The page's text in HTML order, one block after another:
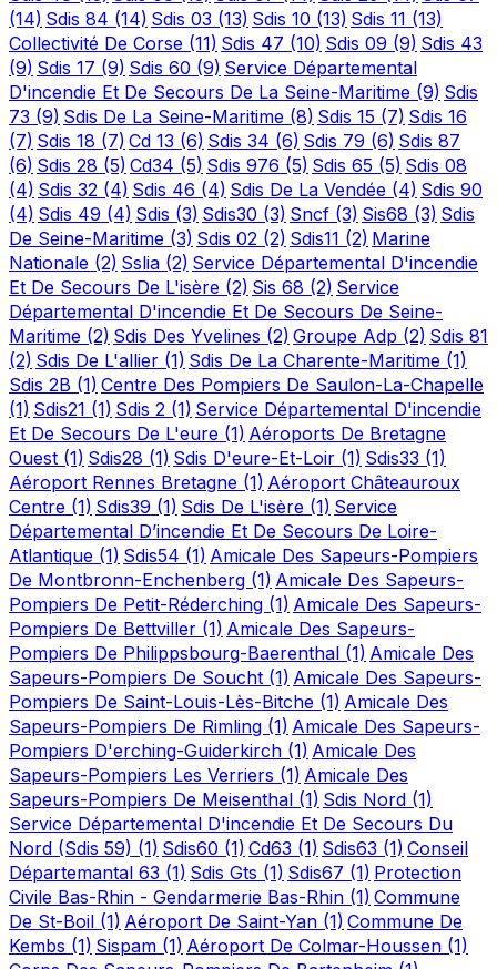
(14) Sdis 84 (14) Sdis 03 (13) Sdis 10 (13) Sdis 11 (13)
Collectivité De Corse (11) Sdis 47 (10) Sdis 09 (9) Sdis 43
(9) Sdis 17 (9) Sdis 60 (9) Service Départemental
D'incendie Et De Secours De La Seine-Maritime (9) Sdis
73 (9) Sdis De La Seine-Maritime (8) Sdis 15 (7) Sdis 16
(7) Sdis 18 (7) Cd 13 (6) Sdis 34 (6) Sdis 79 (6) Sdis 87
(6) Sdis 28 (5) Cd34 (5) Sdis 976 (5) Sdis 65 (5) Sdis 08
(4) Sdis 32 (4) Sdis 46 (4) Sdis De La Vendée (4) Sdis 90
(4) Sdis 49 (4) Sdis (3) Sdis30 (3) Sncf (3) Sis68 (3) Sdis
De Seine-Maritime (3) Sdis 02 (2) Sdis11 (2) Marine
Nationale (2) Sslia (2) Service Départemental D'incendie
Et De Secours De L'isère (2) Sis 68 (2) Service
Départemental D'incendie Et De Secours De Seine-
Maritime (2) Sdis Des Yvelines (2) Groupe Adp (2) Sdis 81
(2) Sdis De L'allier (1) Sdis De La Charente-Maritime (1)
Sdis 2B (1) Centre Des Pompiers De Saulon-La-Chapelle
(1) Sdis21 (1) Sdis 2 (1) Service Départemental D'incendie
Et De Secours De L'eure (1) Aéroports De Bretagne
Ouest (1) Sdis28 (1) Sdis D'eure-Et-Loir (1) Sdis33 (1)
Aéroport Rennes Bretagne (1) Aéroport Châteauroux
Centre (1) Sdis39 (1) Sdis De L'isère (1) Service
Départemental D’incendie Et De Secours De Loire-
Atlantique (1) Sdis54 (1) Amicale Des Sapeurs-Pompiers
De Montbronn-Enchenberg (1) Amicale Des Sapeurs-
Pompiers De Petit-Réderching (1) Amicale Des Sapeurs-
Pompiers De Bettviller (1) Amicale Des Sapeurs-
Pompiers De Philippsbourg-Baerenthal (1) Amicale Des
Sapeurs-Pompiers De Soucht (1) Amicale Des Sapeurs-
Pompiers De Saint-Louis-Lès-Bitche (1) Amicale Des
Sapeurs-Pompiers De Rimling (1) Amicale Des Sapeurs-
Pompiers D'erching-Guiderkirch (1) Amicale Des
Sapeurs-Pompiers Les Verriers (1) Amicale Des
Sapeurs-Pompiers De Meisenthal (1) Sdis Nord (1)
Service Départemental D'incendie Et De Secours Du
Nord (Sdis 59) (1) Sdis60 (1) Cd63 (1) Sdis63 (1) Conseil
Départemantal 63 (1) Sdis Gts (1) Sdis67 (1) Protection
Civile Bas-Rhin - Gendarmerie Bas-Rhin (1) Commune
De St-Boil (1) Aéroport De Saint-Yan (1) Commune De
Kembs (1) Sispam (1) Aéroport De Colmar-Houssen (1)